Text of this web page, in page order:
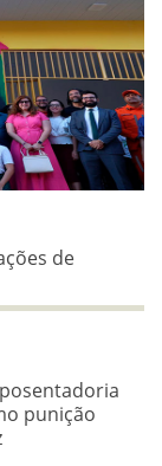
de
punição